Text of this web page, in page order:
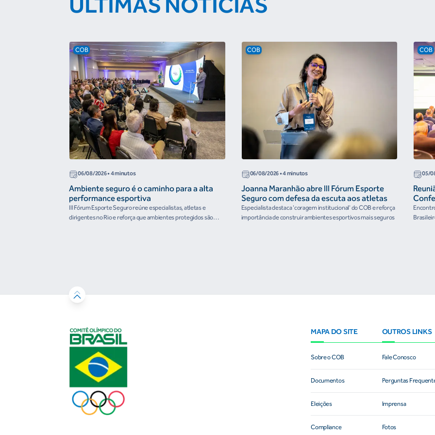
COB
06/08/2026• 4 minutos
Ambiente seguro é o caminho para a alta
performance esportiva
III Fórum Esporte Seguro reúne especialistas, atletas e
dirigentes no Rio e reforça que ambientes protegidos são
COB
06/08/2026• 4 minutos
Joanna Maranhão abre III Fórum Esporte
Seguro com defesa da escuta aos atletas
Especialista destaca 'coragem institucional' do COB e reforça
importância de construir ambientes esportivos mais seguros
COB
05/
the
MAPA DO SITE
Sobre o COB
Documentos
Eleições
Compliance
OUTROS LINKS
Fale Conosco
Perguntas
Imprensa
Fotos